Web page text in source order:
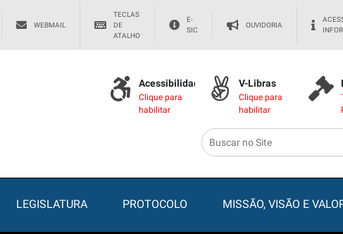
WEBMAIL
TECLAS
DE
ATALHO
E-
SIC
OUVIDORIA
Acessibilidade
Clique para
habilitar
V-Libras
Clique para
habilitar
LEGISLATURA PROTOCOLO MISSÃO, VISÃO E